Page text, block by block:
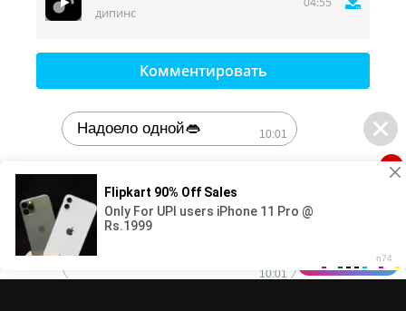
дипинс
Комментировать
Надоело одной👄 10:01
🔞Может, изменим это?💦 1